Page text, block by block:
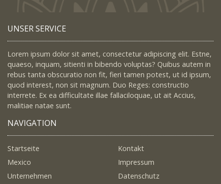
UNSER SERVICE
Lorem ipsum dolor sit amet, consectetur adipiscing elit. Estne,
quaeso, inquam, sitienti in bibendo voluptas? Quibus autem in
rebus tanta obscuratio non fit, fieri tamen potest, ut id ipsum,
quod interest, non sit magnum. Duo Reges: constructio
interrete. Ex ea difficultate illae fallaciloquae, ut ait Accius,
malitiae natae sunt.
NAVIGATION
Startseite
Mexico
Unternehmen
Kontakt
Impressum
Datenschutz